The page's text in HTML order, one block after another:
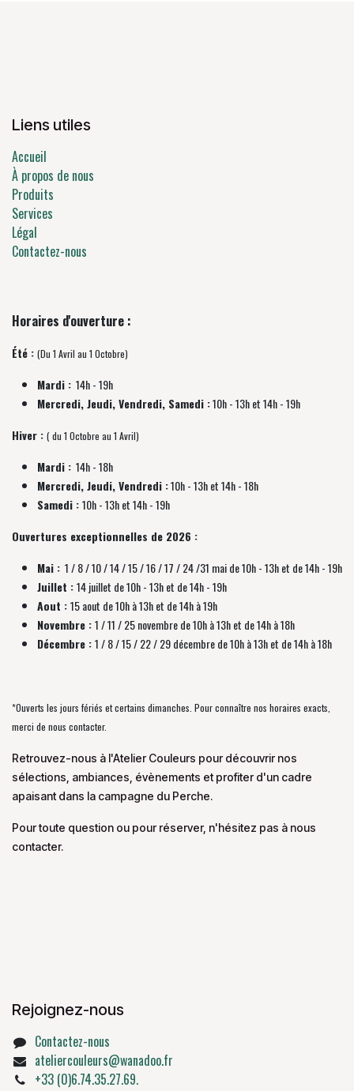
Liens utiles
Accueil
À propos de nous
Produits
Services
Légal
Contactez-nous
Horaires d'ouverture :
Été : (Du 1 Avril au 1 Octobre)
Mardi : 14h - 19h
Mercredi, Jeudi, Vendredi, Samedi :10h - 13h et 14h - 19h
Hiver : ( du 1 Octobre au 1 Avril)
Mardi : 14h - 18h
Mercredi, Jeudi, Vendredi :10h - 13h et 14h - 18h
Samedi :10h - 13h et 14h - 19h
Ouvertures exceptionnelles de 2026 :
Mai : 1 / 8 / 10 / 14 / 15 / 16 / 17 / 24 /31 mai de 10h - 13h et de 14h - 19h
Juillet :14 juillet de 10h - 13h et de 14h - 19h
Aout :15 aout de 10h à 13h et de 14h à 19h
Novembre :1 / 11 / 25 novembre de10h à 13h et de 14h à 18h
Décembre :1 / 8 / 15 / 22 / 29 décembrede10h à 13h et de 14h à 18h
*Ouverts les jours fériés et certains dimanches. Pour connaître nos horaires exacts,
merci de nous contacter.
Retrouvez-nous à l'Atelier Couleurs pour découvrir nos
sélections, ambiances, évènements et profiter d'un cadre
apaisant dans la campagne du Perche.
Pour toute question ou pour réserver, n'hésitez pas à nous
contacter.
Rejoignez-nous
Contactez-nous
ateliercouleurs@wanadoo.fr
+33 (0)6.74.35.27.69.